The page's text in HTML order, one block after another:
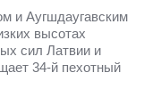
и Аугшдаугавским
высотах
сил Латвии и
34-й пехотный